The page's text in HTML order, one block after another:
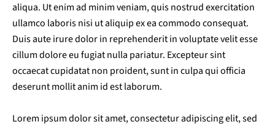
aliqua. Ut enim ad minim veniam, quis nostrud exercitation
ullamco laboris nisi ut aliquip ex ea commodo consequat.
Duis aute irure dolor in reprehenderit in voluptate velit esse
cillum dolore eu fugiat nulla pariatur. Excepteur sint
occaecat cupidatat non proident, sunt in culpa qui officia
deserunt mollit anim id est laborum.
Lorem ipsum dolor sit amet, consectetur adipiscing elit, sed